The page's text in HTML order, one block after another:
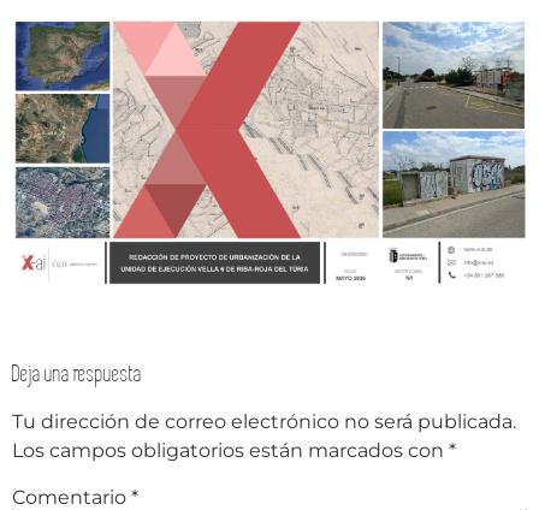
Deja una respuesta
Tu dirección de correo electrónico no será publicada.
Los campos obligatorios están marcados con *
Comentario *